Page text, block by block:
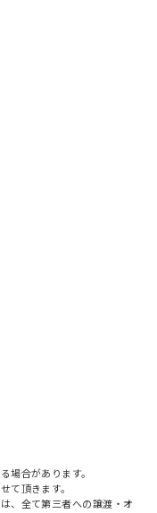
場合があります。
て頂きます。
、全て第三者への譲渡・オ